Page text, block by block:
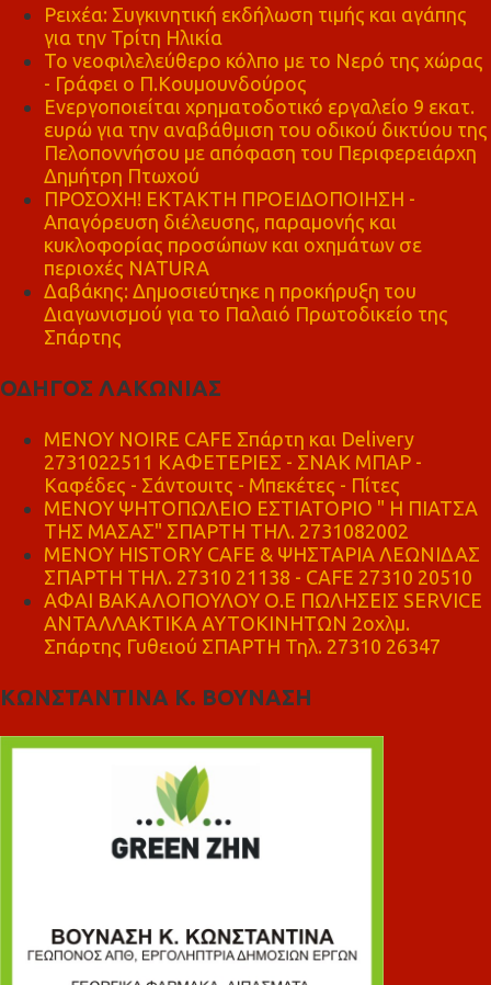
Ρειχέα: Συγκινητική εκδήλωση τιμής και αγάπης
για την Τρίτη Ηλικία
Το νεοφιλελεύθερο κόλπο με το Νερό της χώρας
- Γράφει ο Π.Κουμουνδούρος
Ενεργοποιείται χρηματοδοτικό εργαλείο 9 εκατ.
ευρώ για την αναβάθμιση του οδικού δικτύου της
Πελοποννήσου με απόφαση του Περιφερειάρχη
Δημήτρη Πτωχού
ΠΡΟΣΟΧΗ! ΕΚΤΑΚΤΗ ΠΡΟΕΙΔΟΠΟΙΗΣΗ -
Απαγόρευση διέλευσης, παραμονής και
κυκλοφορίας προσώπων και οχημάτων σε
περιοχές NATURA
Δαβάκης: Δημοσιεύτηκε η προκήρυξη του
Διαγωνισμού για το Παλαιό Πρωτοδικείο της
Σπάρτης
ΟΔΗΓΟΣ ΛΑΚΩΝΙΑΣ
MENOY NOIRE CAFE Σπάρτη και Delivery
2731022511 ΚΑΦΕΤΕΡΙΕΣ - ΣΝΑΚ ΜΠΑΡ -
Καφέδες - Σάντουιτς - Μπεκέτες - Πίτες
ΜΕΝΟΥ ΨΗΤΟΠΩΛΕΙΟ ΕΣΤΙΑΤΟΡΙΟ " Η ΠΙΑΤΣΑ
ΤΗΣ ΜΑΣΑΣ" ΣΠΑΡΤΗ ΤΗΛ. 2731082002
ΜΕΝΟΥ HISTORY CAFE & ΨΗΣΤΑΡΙΑ ΛΕΩΝΙΔΑΣ
ΣΠΑΡΤΗ ΤΗΛ. 27310 21138 - CAFE 27310 20510
ΑΦΑΙ ΒΑΚΑΛΟΠΟΥΛΟΥ Ο.Ε ΠΩΛΗΣΕΙΣ SERVICE
ΑΝΤΑΛΛΑΚΤΙΚΑ ΑΥΤΟΚΙΝΗΤΩΝ 2οχλμ.
Σπάρτης Γυθειού ΣΠΑΡΤΗ Τηλ. 27310 26347
ΚΩΝΣΤΑΝΤΙΝΑ Κ. ΒΟΥΝΑΣΗ